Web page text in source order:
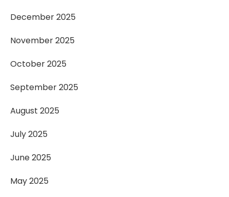
December 2025
November 2025
October 2025
September 2025
August 2025
July 2025
June 2025
May 2025